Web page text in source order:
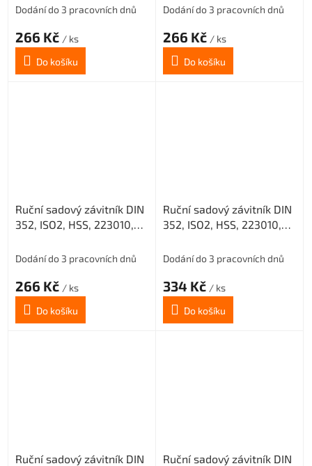
Dodání do 3 pracovních dnů
266 Kč / ks
Do košíku
Dodání do 3 pracovních dnů
266 Kč / ks
Do košíku
Ruční sadový závitník DIN
352, ISO2, HSS, 223010,
Dodání do 3 pracovních dnů
266 Kč / ks
Do košíku
Ruční sadový závitník DIN
352, ISO2, HSS, 223010,
Dodání do 3 pracovních dnů
334 Kč / ks
Do košíku
Ruční sadový závitník DIN
Ruční sadový závitník DIN